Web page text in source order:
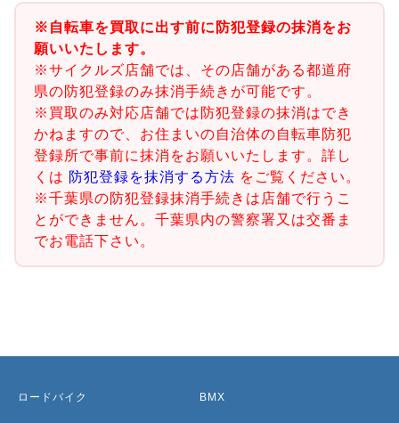
※自転車を買取に出す前に防犯登録の抹消をお
願いいたします。
※サイクルズ店舗では、その店舗がある都道府
県の防犯登録のみ抹消手続きが可能です。
※買取のみ対応店舗では防犯登録の抹消はでき
かねますので、お住まいの自治体の自転車防犯
登録所で事前に抹消をお願いいたします。詳し
くは 防犯登録を抹消する方法 をご覧ください。
※千葉県の防犯登録抹消手続きは店舗で行うこ
とができません。千葉県内の警察署又は交番ま
でお電話下さい。
ロードバイク BMX